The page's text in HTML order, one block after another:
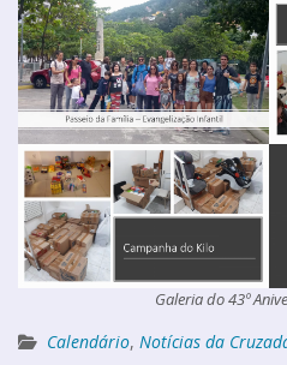
Galeria do 43º
Calendário, Notícias da